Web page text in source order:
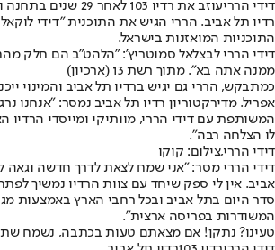
דידי הררי
עוזב את רדיו 103 לאחר
רדיו תל אביב. הררי הגיש את התוכנית "דידי
התוכניות המואזנות בישראל.
דידי הררי לבצלאל סמוטריץ': "הלהט"ב הם חלק
ממנה אתה בא". מתוך רשת 13 (ארכיון)
כמתבקש, הררי גם יגיש ברדיו תל אביב והמינוי
אפריל. מדירקטוריון רדיו תל אביב נמסר: "אנחנו
המשותפת עם דידי הררי, מוותיקי ומייסדי הרדיו
לו הצלחה רבה".
דידי הררי,צילום: קוקו
דידי הררי מסר: "אני שמח לצאת לדרך חדשה וגאה
אביב. אין לי ספק שיחד עם צוות הרדיו נמשיך
סדר היום בתל אביב ובכל רחבי הארץ באמצעות
המשודרות בפריסה ארצית".
טעינו? נתקן! אם מצאתם טעות בכתבה, נשמח